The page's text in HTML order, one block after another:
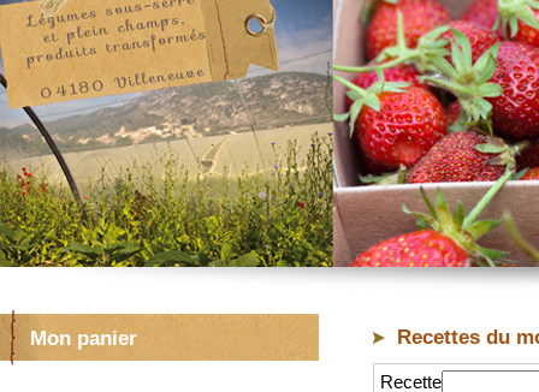
Mon panier Recettes du
Recette